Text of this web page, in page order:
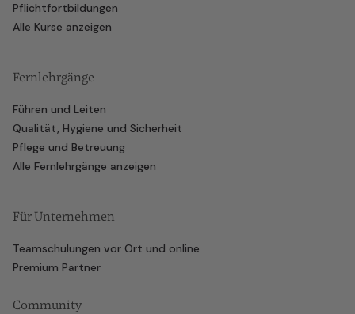
Pflichtfortbildungen
Alle Kurse anzeigen
Fernlehrgänge
Führen und Leiten
Qualität, Hygiene und Sicherheit
Pflege und Betreuung
Alle Fernlehrgänge anzeigen
Für Unternehmen
Teamschulungen vor Ort und online
Premium Partner
Community